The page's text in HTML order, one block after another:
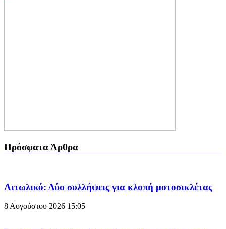
Πρόσφατα Άρθρα
Aιτωλικό: Δύο συλλήψεις για κλοπή μοτοσικλέτας
8 Αυγούστου 2026 15:05